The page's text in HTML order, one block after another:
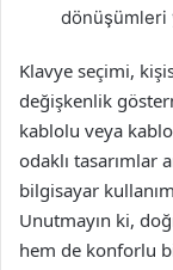
dönüşümleri
Klavye seçimi,
değişkenlik
kablolu veya
odaklı tasarımlar
bilgisayar
Unutmayın ki,
hem de konforlu